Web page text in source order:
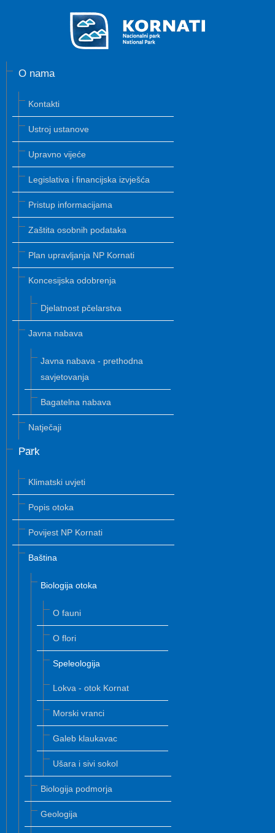
O nama
Kontakti
Ustroj ustanove
Upravno vijeće
Legislativa i financijska izvješća
Pristup informacijama
Zaštita osobnih podataka
Plan upravljanja NP Kornati
Koncesijska odobrenja
Djelatnost pčelarstva
Javna nabava
Javna nabava - prethodna
savjetovanja
Bagatelna nabava
Natječaji
Park
Klimatski uvjeti
Popis otoka
Povijest NP Kornati
Baština
Biologija otoka
O fauni
O flori
Speleologija
Lokva - otok Kornat
Morski vranci
Galeb klaukavac
Ušara i sivi sokol
Biologija podmorja
Geologija